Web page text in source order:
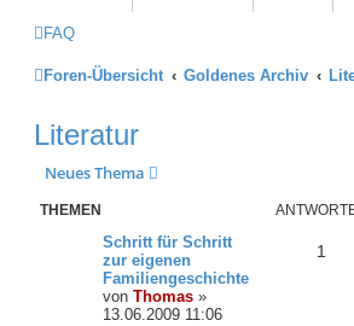
FAQ
Foren-Übersicht Goldenes Archiv
Literatur
Neues Thema
THEMEN
Schritt für Schritt
zur eigenen
Familiengeschichte
von Thomas »
13.06.2009 11:06
1